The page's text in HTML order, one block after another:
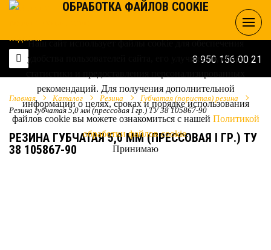
8 950 156 00 21
Главная Каталог Резина
Губчатая (пористая) резина
Резина губчатая 5,0 мм (прессовая I гр.) ТУ 38 105867-90
РЕЗИНА ГУБЧАТАЯ 5,0 ММ (ПРЕССОВАЯ I ГР.) ТУ
38 105867-90
ОБРАБОТКА ФАЙЛОВ COOKIE
Наш сайт использует файлы cookie для обеспечения
удобства пользователей сайта, его улучшения, сбора
рекомендаций. Для получения дополнительной
информации о целях, сроках и порядке использования
файлов cookie вы можете ознакомиться с нашей Политикой
обработки файлов cookie.
Принимаю